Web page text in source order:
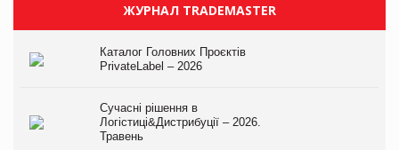
ЖУРНАЛ TRADEMASTER
Каталог Головних Проєктів
PrivateLabel – 2026
Сучасні рішення в
Логістиці&Дистрибуції – 2026.
Травень